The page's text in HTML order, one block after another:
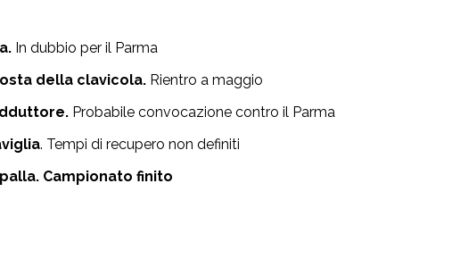
In dubbio per il Parma
della clavicola. Rientro a maggio
Probabile convocazione contro il Parma
. Tempi di recupero non definiti
Campionato finito